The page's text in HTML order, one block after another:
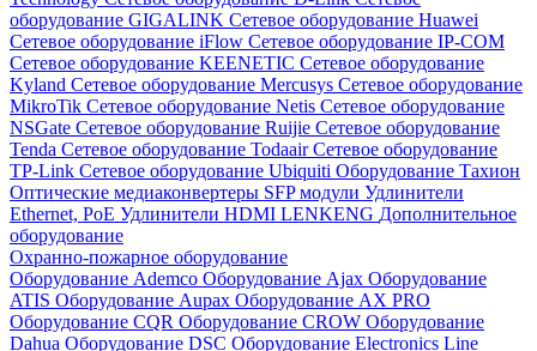
оборудование GIGALINK Сетевое оборудование Huawei
Сетевое оборудование iFlow Сетевое оборудование IP-COM
Сетевое оборудование KEENETIC Сетевое оборудование
Kyland Сетевое оборудование Mercusys Сетевое оборудование
MikroTik Сетевое оборудование Netis Сетевое оборудование
NSGate Сетевое оборудование Ruijie Сетевое оборудование
Tenda Сетевое оборудование TodaairСетевое оборудование
TP-Link Сетевое оборудование Ubiquiti Оборудование Тахион
Оптические медиаконвертеры SFP модули Удлинители
Ethernet, PoE Удлинители HDMI LENKENG Дополнительное
оборудование
Охранно-пожарное оборудование
Оборудование Ademco Оборудование Ajax Оборудование
ATIS Оборудование Aupax Оборудование AX PRO
Оборудование CQR Оборудование CROW Оборудование
Dahua Оборудование DSC Оборудование Electronics Line